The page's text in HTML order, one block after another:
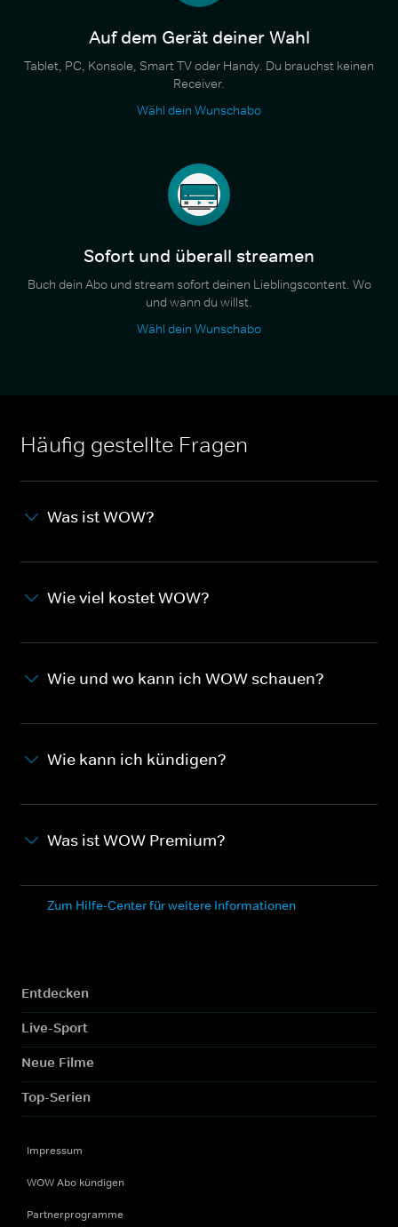
Auf dem Gerät deiner Wahl
Tablet, PC, Konsole, Smart TV oder Handy. Du brauchst keinen
Receiver.
Wähl dein Wunschabo
Sofort und überall streamen
Buch dein Abo und stream sofort deinen Lieblingscontent. Wo
und wann du willst.
Wähl dein Wunschabo
Häufig gestellte Fragen
Was ist WOW?
Wie viel kostet WOW?
Wie und wo kann ich WOW schauen?
Wie kann ich kündigen?
Was ist WOW Premium?
Zum Hilfe-Center für weitere Informationen
Entdecken
Live-Sport
Neue Filme
Top-Serien
Impressum
WOW Abo kündigen
Partnerprogramme